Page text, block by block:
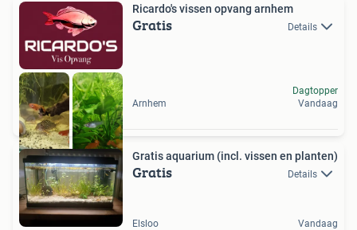
Ricardo's vissen opvang arnhem
Gratis Details
Arnhem
Dagtopper
Vandaag
Gratis aquarium (incl. vissen en planten)
Gratis Details
Elsloo Vandaag